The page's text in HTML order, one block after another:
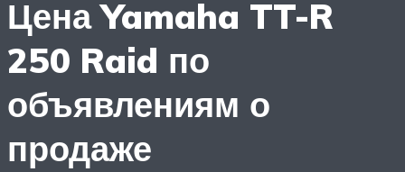
Цена Yamaha TT-R
250 Raid по
объявлениям о
продаже